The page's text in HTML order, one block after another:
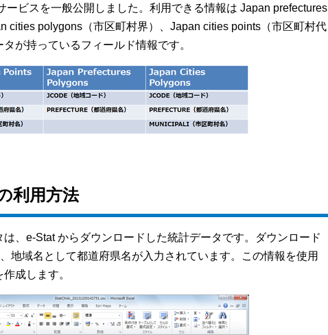
ービスを一般公開しました。利用できる情報は Japan prefectures
cities polygons（市区町村界）、Japan cities points（市区町村代
が持っているフィールド情報です。
利用方法
、e-Stat からダウンロードした統計データです。ダウンロード
地域名として都道府県名が入力されています。この情報を使用
成します。